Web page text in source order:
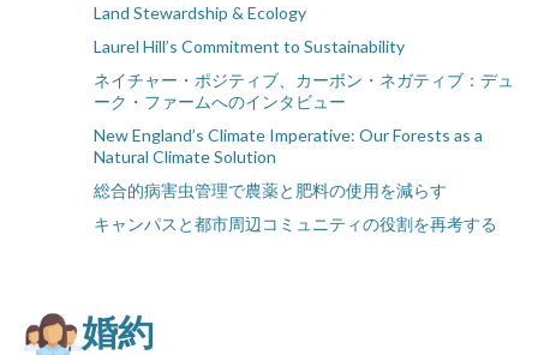
Land Stewardship & Ecology
Laurel Hill’s Commitment to Sustainability
ネイチャー・ポジティブ、カーボン・ネガティブ：デュ
ーク・ファームへのインタビュー
New England’s Climate Imperative: Our Forests as a
Natural Climate Solution
総合的病害虫管理で農薬と肥料の使用を減らす
キャンパスと都市周辺コミュニティの役割を再考する
婚約